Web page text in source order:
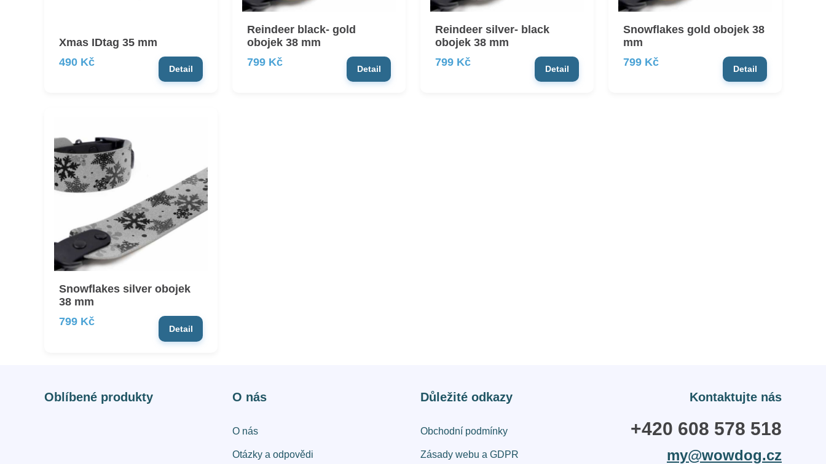
Xmas IDtag 35 mm
490 Kč
Detail
Reindeer black- gold
obojek 38 mm
799 Kč
Detail
Reindeer silver- black
obojek 38 mm
799 Kč
Detail
Snowflakes gold obojek 38
mm
799 Kč
Detail
Snowflakes silver obojek
38 mm
799 Kč
Detail
Oblíbené produkty O nás
O nás
Otázky a odpovědi
Důležité odkazy
Obchodní podmínky
Zásady webu a GDPR
Kontaktujte nás
+420 608 578 518
my@wowdog.cz